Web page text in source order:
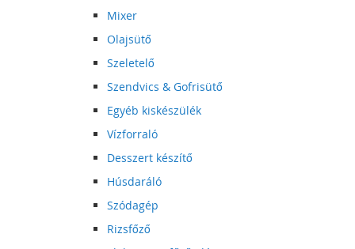
Mixer
Olajsütő
Szeletelő
Szendvics & Gofrisütő
Egyéb kiskészülék
Vízforraló
Desszert készítő
Húsdaráló
Szódagép
Rizsfőző